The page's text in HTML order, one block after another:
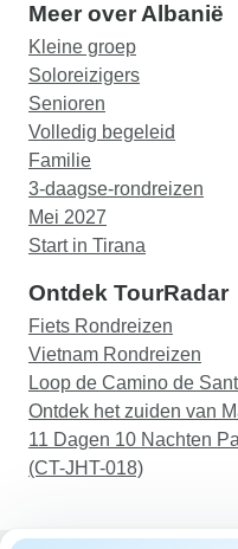
Meer over Albanië
Kleine groep
Soloreizigers
Senioren
Volledig begeleid
Familie
3-daagse-rondreizen
Mei 2027
Start in Tirana
Ontdek TourRadar
Fiets Rondreizen
Vietnam Rondreizen
Loop de Camino de
Ontdek het zuiden van
11 Dagen 10 Nachten
(CT-JHT-018)